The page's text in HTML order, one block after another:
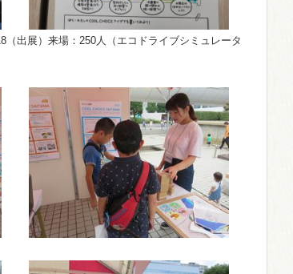
（出展）来場：250人（エコドライブシミュレータ